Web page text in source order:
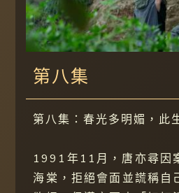
第八集
第八集：春光多明媚，此
1991年11月，唐亦尋因
海棠，拒絕會面並謊稱自